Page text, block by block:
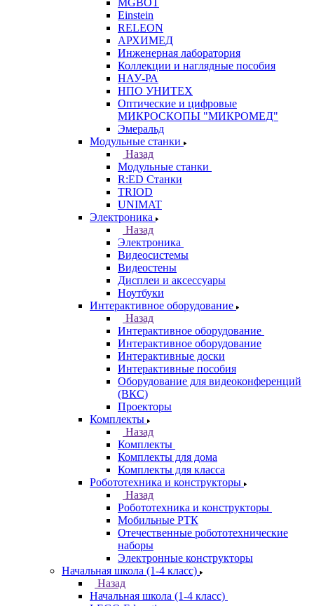
MGBOT
Einstein
RELEON
АРХИМЕД
Инженерная лаборатория
Коллекции и наглядные пособия
НАУ-РА
НПО УНИТЕХ
Оптические и цифровые
МИКРОСКОПЫ "МИКРОМЕД"
Эмеральд
Модульные станки
Назад
Модульные станки
R:ED Станки
TRIOD
UNIMAT
Электроника
Назад
Электроника
Видеосистемы
Видеостены
Дисплеи и аксессуары
Ноутбуки
Интерактивное оборудование
Назад
Интерактивное оборудование
Интерактивное оборудование
Интерактивные доски
Интерактивные пособия
Оборудование для видеоконференций
(ВКС)
Проекторы
Комплекты
Назад
Комплекты
Комплекты для дома
Комплекты для класса
Робототехника и конструкторы
Назад
Робототехника и конструкторы
Мобильные РТК
Отечественные робототехнические
наборы
Электронные конструкторы
Начальная школа (1-4 класс)
Назад
Начальная школа (1-4 класс)